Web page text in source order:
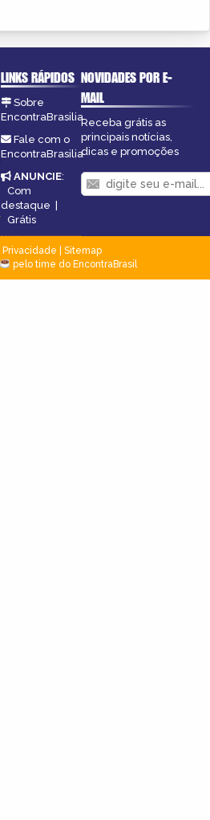
LINKS RÁPIDOS
Sobre
EncontraBrasilia
Fale com o
EncontraBrasilia
ANUNCIE:
Com
destaque
Grátis
NOVIDADES POR E-
MAIL
Receba grátis as
principais notícias,
dicas e promoções
Privacidade
Sitemap
pelo time do EncontraBrasil